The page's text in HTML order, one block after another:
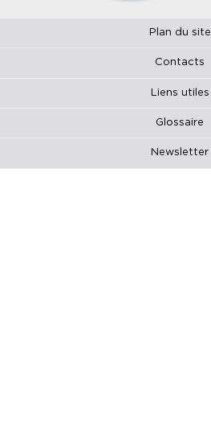
Plan du site
Contacts
Liens utiles
Glossaire
Newsletter